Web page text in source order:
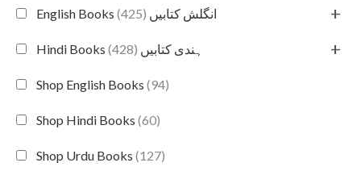
English Books انگلش کتابیں (425) +
Hindi Books ہندی کتابیں (428) +
Shop English Books (94)
Shop Hindi Books (60)
Shop Urdu Books (127)